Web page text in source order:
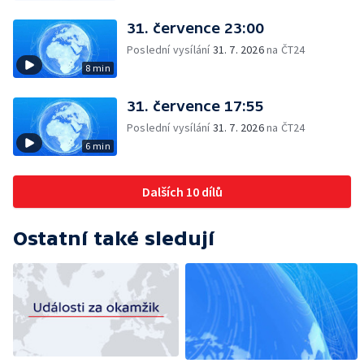
8 min
31. července 23:00
Poslední vysílání31. 7. 2026na ČT24
6 min
31. července 17:55
Poslední vysílání31. 7. 2026na ČT24
Dalších 10 dílů
Ostatní také sledují